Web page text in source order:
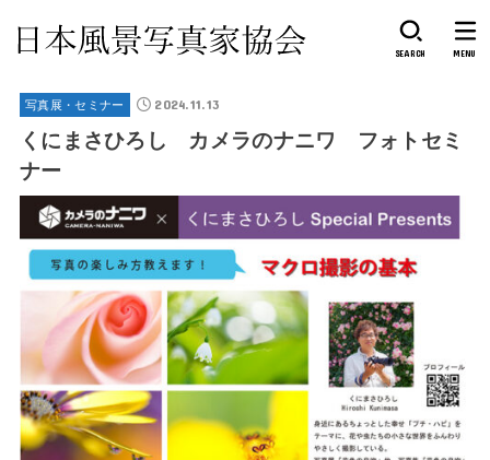
SEARCH MENU
写真展・セミナー 2024.11.13
くにまさひろし カメラのナニワ フォトセミ
ナー